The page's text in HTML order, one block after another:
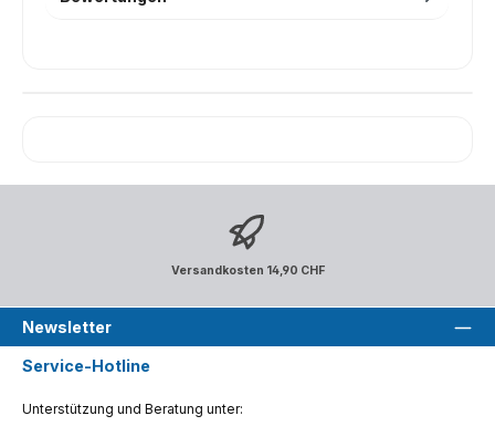
Versandkosten 14,90 CHF
Newsletter
Service-Hotline
Unterstützung und Beratung unter: